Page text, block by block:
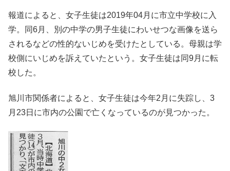
報道によると、女子生徒は2019年04月に市立中学校に入
学。同6月、別の中学の男子生徒にわいせつな画像を送ら
されるなどの性的ないじめを受けたとしている。母親は学
校側にいじめを訴えていたという。女子生徒は同9月に転
校した。
旭川市関係者によると、女子生徒は今年2月に失踪し、3
月23日に市内の公園で亡くなっているのが見つかった。